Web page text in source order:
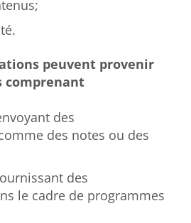
peuvent provenir
comprenant
des
des notes ou des
des
le cadre de programmes